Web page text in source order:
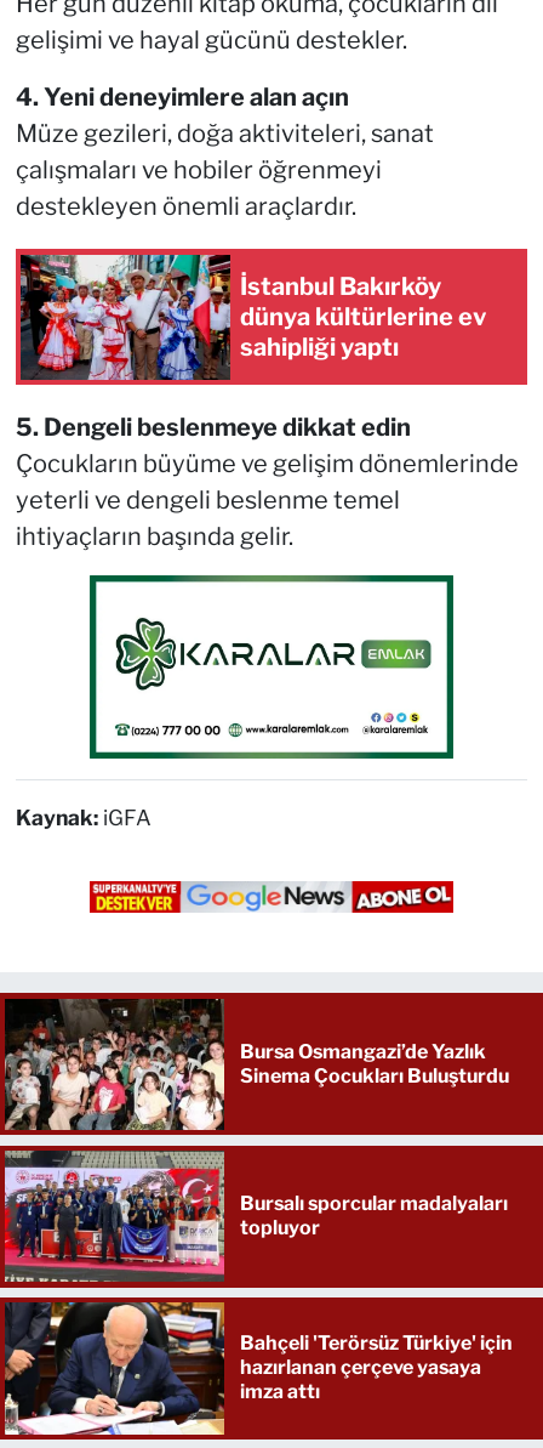
gelişimi ve hayal gücünü destekler.
4. Yeni deneyimlere alan açın
Müze gezileri, doğa aktiviteleri, sanat
çalışmaları ve hobiler öğrenmeyi
destekleyen önemli araçlardır.
İstanbul Bakırköy
dünya kültürlerine ev
sahipliği yaptı
5. Dengeli beslenmeye dikkat edin
Çocukların büyüme ve gelişim dönemlerinde
yeterli ve dengeli beslenme temel
ihtiyaçların başında gelir.
Kaynak: iGFA
Bursa Osmangazi’de Yazlık
Sinema Çocukları Buluşturdu
Bursalı sporcular madalyaları
topluyor
Bahçeli 'Terörsüz Türkiye' için
hazırlanan çerçeve yasaya
imza attı